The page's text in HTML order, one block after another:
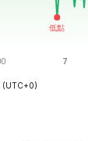
(UTC+0)